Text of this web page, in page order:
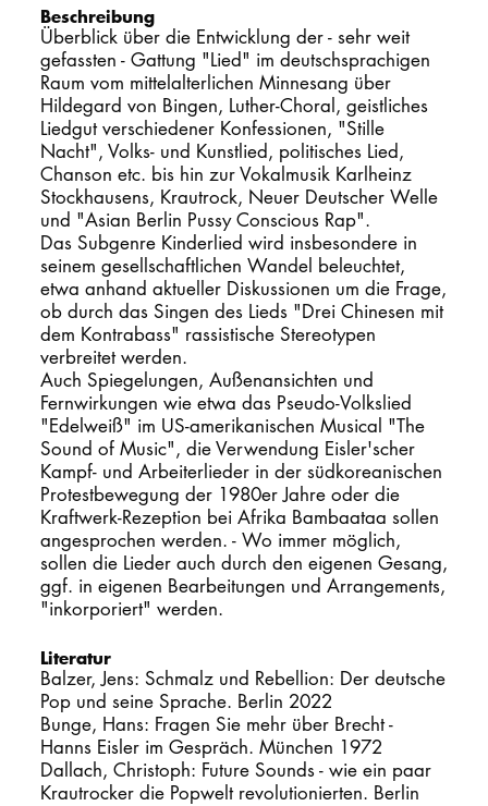
Beschreibung
Überblick über die Entwicklung der - sehr weit
gefassten - Gattung "Lied" im deutschsprachigen
Raum vom mittelalterlichen Minnesang über
Hildegard von Bingen, Luther-Choral, geistliches
Liedgut verschiedener Konfessionen, "Stille
Nacht", Volks- und Kunstlied, politisches Lied,
Chanson etc. bis hin zur Vokalmusik Karlheinz
Stockhausens, Krautrock, Neuer Deutscher Welle
und "Asian Berlin Pussy Conscious Rap".
Das Subgenre Kinderlied wird insbesondere in
seinem gesellschaftlichen Wandel beleuchtet,
etwa anhand aktueller Diskussionen um die Frage,
ob durch das Singen des Lieds "Drei Chinesen mit
dem Kontrabass" rassistische Stereotypen
verbreitet werden.
Auch Spiegelungen, Außenansichten und
Fernwirkungen wie etwa das Pseudo-Volkslied
"Edelweiß" im US-amerikanischen Musical "The
Sound of Music", die Verwendung Eisler'scher
Kampf- und Arbeiterlieder in der südkoreanischen
Protestbewegung der 1980er Jahre oder die
Kraftwerk-Rezeption bei Afrika Bambaataa sollen
angesprochen werden. - Wo immer möglich,
sollen die Lieder auch durch den eigenen Gesang,
ggf. in eigenen Bearbeitungen und Arrangements,
"inkorporiert" werden.
Literatur
Balzer, Jens: Schmalz und Rebellion: Der deutsche
Pop und seine Sprache. Berlin 2022
Bunge, Hans: Fragen Sie mehr über Brecht -
Hanns Eisler im Gespräch. München 1972
Dallach, Christoph: Future Sounds - wie ein paar
Krautrocker die Popwelt revolutionierten. Berlin